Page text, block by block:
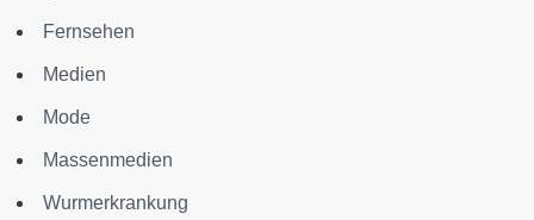
Fernsehen
Medien
Mode
Massenmedien
Wurmerkrankung